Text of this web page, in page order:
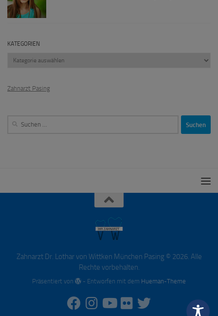
KATEGORIEN
Kategorien
Zahnarzt Pasing
Suchen
Zahnarzt Dr. Lothar von Wittken München Pasing © 2026. Alle
Rechte vorbehalten.
Präsentiert von - Entworfen mit dem Hueman-Theme